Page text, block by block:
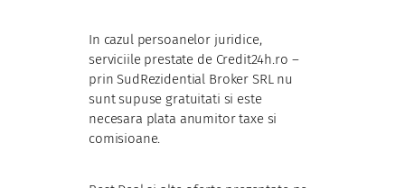
In cazul persoanelor juridice,
serviciile prestate de Credit24h.ro –
prin SudRezidential Broker SRL nu
sunt supuse gratuitati si este
necesara plata anumitor taxe si
comisioane.